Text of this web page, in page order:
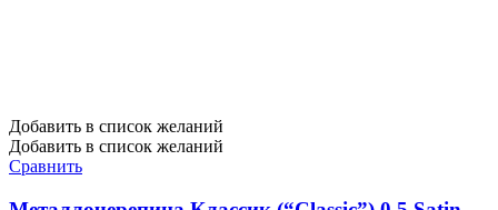
Добавить в список желаний
Добавить в список желаний
Сравнить